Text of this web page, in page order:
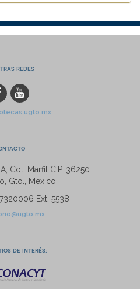
redes
Col. Marfil C.P. 36250
Gto., México
Ext. 5538
de interés: